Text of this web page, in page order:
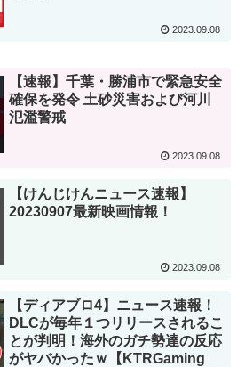
2023.09.08
【速報】千葉・勝浦市で緊急安全
確保を発令 土砂災害および河川
氾濫警戒
2023.09.08
【けんじけんニュース速報】
20230907最新映画情報！
2023.09.08
【ディアブロ4】ニュース速報！
DLCが毎年１つリリースされるこ
とが判明！海外のガチ勢達の反応
がヤバかったｗ【KTRGaming